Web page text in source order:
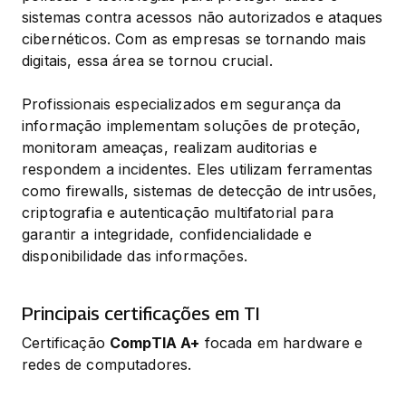
sistemas contra acessos não autorizados e ataques
cibernéticos. Com as empresas se tornando mais
digitais, essa área se tornou crucial.
Profissionais especializados em segurança da
informação implementam soluções de proteção,
monitoram ameaças, realizam auditorias e
respondem a incidentes. Eles utilizam ferramentas
como firewalls, sistemas de detecção de intrusões,
criptografia e autenticação multifatorial para
garantir a integridade, confidencialidade e
disponibilidade das informações.
Principais certificações em TI
Certificação CompTIA A+ focada em hardware e
redes de computadores.